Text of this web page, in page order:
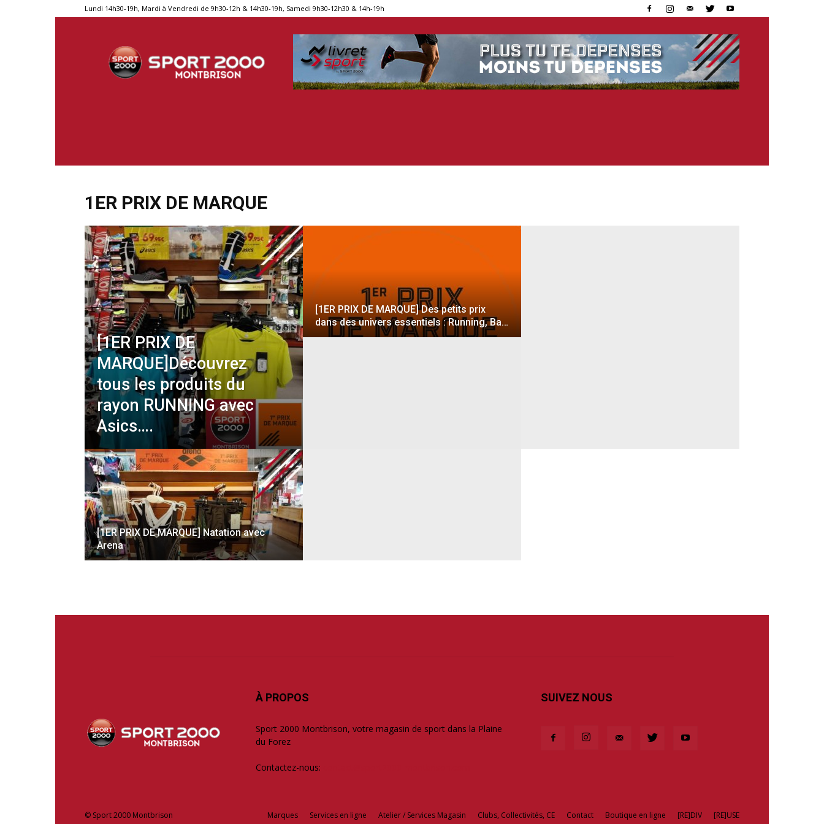
Lundi 14h30-19h, Mardi à Vendredi de 9h30-12h & 14h30-19h, Samedi 9h30-12h30 & 14h-19h
2000
Montbrison
1ER PRIX DE MARQUE
[1ER PRIX DE
MARQUE]Découvrez
tous les produits du
rayon RUNNING avec
Asics….
[1ER PRIX DE MARQUE] Natation avec
Arena
[1ER PRIX DE MARQUE] Des petits prix
dans des univers essentiels : Running, Ba…
À PROPOS
Sport 2000 Montbrison, votre magasin de sport dans la Plaine
du Forez
Contactez-nous:
SUIVEZ NOUS
Marques Services en ligne Atelier / Services Magasin Clubs, Collectivités, CE Contact Boutique en ligne [RE]DIV [RE]USE
© Sport 2000 Montbrison